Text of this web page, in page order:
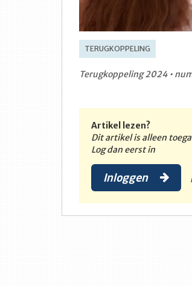
TERUGKOPPELING
Terugkoppeling 2024 •
Artikel lezen?
Dit artikel is alleen
Log dan eerst in
Inloggen